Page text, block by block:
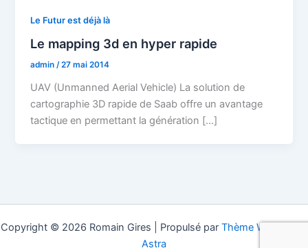
Le Futur est déjà là
Le mapping 3d en hyper rapide
admin/27 mai 2014
UAV (Unmanned Aerial Vehicle) La solution de
cartographie 3D rapide de Saab offre un avantage
tactique en permettant la génération […]
Copyright © 2026 Romain Gires | Propulsé par Thème WordPress
Astra